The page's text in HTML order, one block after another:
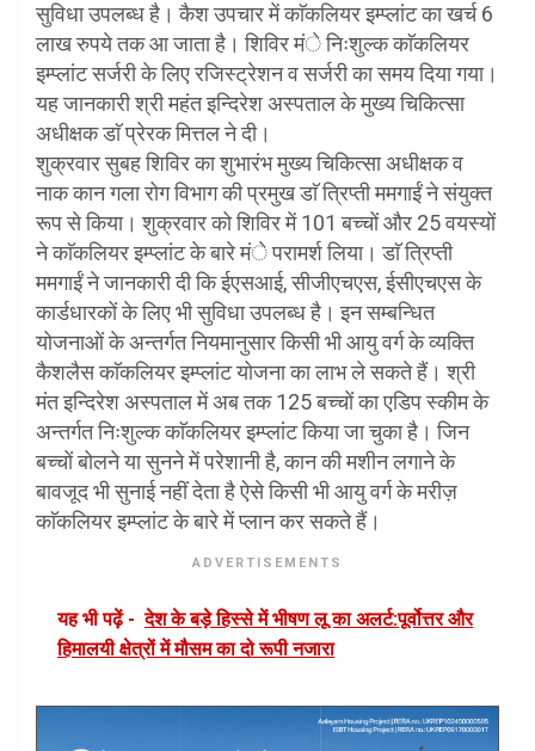
सुविधा उपलब्ध है। कैश उपचार में काॅकलियर इम्प्लांट का खर्च 6
लाख रुपये तक आ जाता है। शिविर मंे निःशुल्क काॅकलियर
इम्प्लांट सर्जरी के लिए रजिस्ट्रेशन व सर्जरी का समय दिया गया।
यह जानकारी श्री महंत इन्दिरेश अस्पताल के मुख्य चिकित्सा
अधीक्षक डाॅ प्रेरक मित्तल ने दी।
शुक्रवार सुबह शिविर का शुभारंभ मुख्य चिकित्सा अधीक्षक व
नाक कान गला रोग विभाग की प्रमुख डाॅ त्रिप्ती ममगाईं ने संयुक्त
रूप से किया। शुक्रवार को शिविर में 101 बच्चों और 25 वयस्यों
ने काॅकलियर इम्प्लांट के बारे मंे परामर्श लिया। डाॅ त्रिप्ती
ममगाईं ने जानकारी दी कि ईएसआई, सीजीएचएस, ईसीएचएस के
कार्डधारकों के लिए भी सुविधा उपलब्ध है। इन सम्बन्धित
योजनाओं के अन्तर्गत नियमानुसार किसी भी आयु वर्ग के व्यक्ति
कैशलैस काॅकलियर इम्प्लांट योजना का लाभ ले सकते हैं। श्री
मंत इन्दिरेश अस्पताल में अब तक 125 बच्चों का एडिप स्कीम के
अन्तर्गत निःशुल्क काॅकलियर इम्प्लांट किया जा चुका है। जिन
बच्चों बोलने या सुनने में परेशानी है, कान की मशीन लगाने के
बावजूद भी सुनाई नहीं देता है ऐसे किसी भी आयु वर्ग के मरीज़
काॅकलियर इम्प्लांट के बारे में प्लान कर सकते हैं।
ADVERTISEMENTS
यह भी पढ़ें - देश के बड़े हिस्से में भीषण लू का अलर्ट:पूर्वोत्तर और
हिमालयी क्षेत्रों में मौसम का दो रूपी नजारा